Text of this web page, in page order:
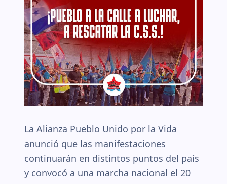
La Alianza Pueblo Unido por la Vida
anunció que las manifestaciones
continuarán en distintos puntos del país
y convocó a una marcha nacional el 20